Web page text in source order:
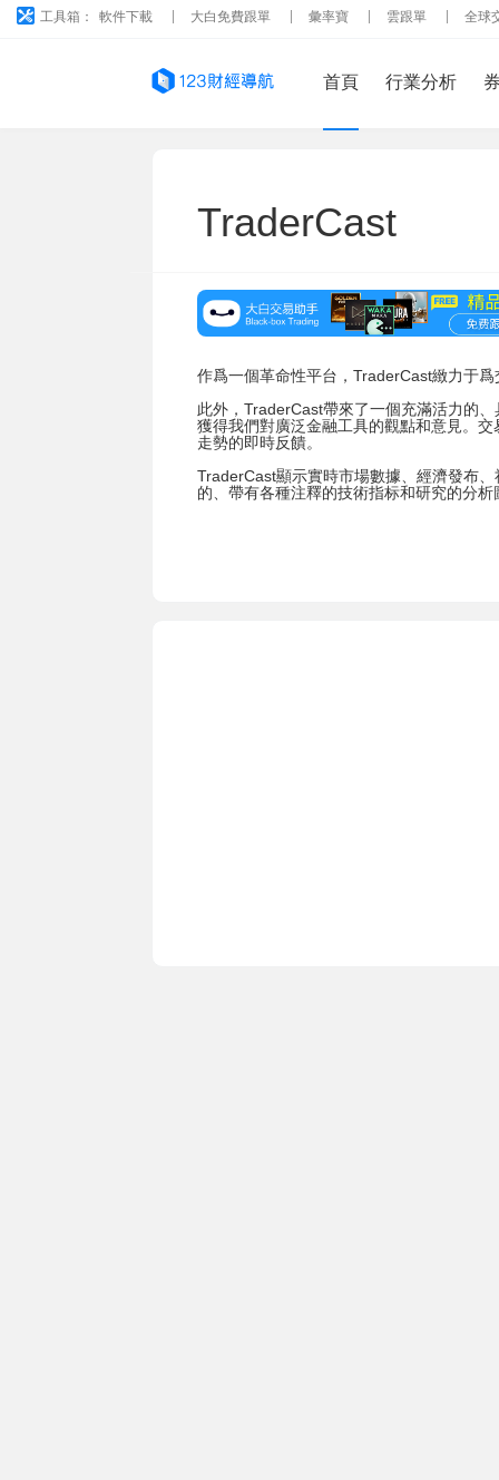
工具箱： 軟件下載 大白免費跟單 彙率寶 雲跟單 全球
首頁 行業分析
TraderCast
作爲一個革命性平台，TraderCast緻力于
此外，TraderCast帶來了一個充滿活力的
獲得我們對廣泛金融工具的觀點和意見。
走勢的即時反饋。
TraderCast顯示實時市場數據、經濟發布
的、帶有各種注釋的技術指标和研究的分